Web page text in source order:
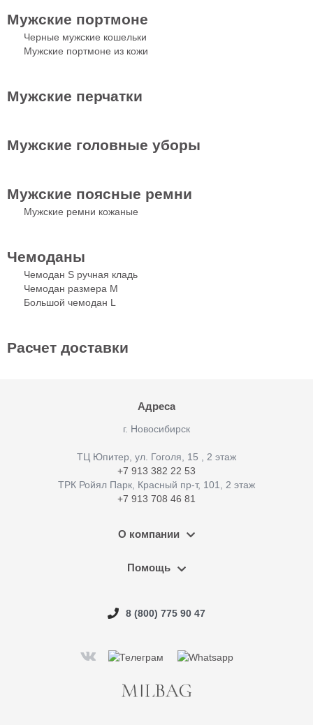
Мужские портмоне
Черные мужские кошельки
Мужские портмоне из кожи
Мужские перчатки
Мужские головные уборы
Мужские поясные ремни
Мужские ремни кожаные
Чемоданы
Чемодан S ручная кладь
Чемодан размера М
Большой чемодан L
Расчет доставки
Адреса
г. Новосибирск
ТЦ Юпитер, ул. Гоголя, 15 , 2 этаж
+7 913 382 22 53
ТРК Ройял Парк, Красный пр-т, 101, 2 этаж
+7 913 708 46 81
О компании
Помощь
8 (800) 775 90 47